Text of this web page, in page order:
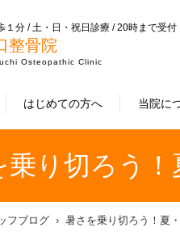
１分 / 土・日・祝日診療 / 20時まで受付
整骨院
Osteopathic Clinic
はじめての方へ 当院に
乗り切ろう！
フブログ 暑さを乗り切ろう！夏